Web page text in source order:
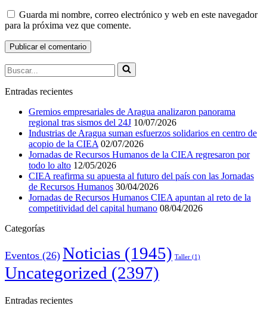
Guarda mi nombre, correo electrónico y web en este navegador
para la próxima vez que comente.
Buscar...
Entradas recientes
Gremios empresariales de Aragua analizaron panorama
regional tras sismos del 24J 10/07/2026
Industrias de Aragua suman esfuerzos solidarios en centro de
acopio de la CIEA 02/07/2026
Jornadas de Recursos Humanos de la CIEA regresaron por
todo lo alto 12/05/2026
CIEA reafirma su apuesta al futuro del país con las Jornadas
de Recursos Humanos 30/04/2026
Jornadas de Recursos Humanos CIEA apuntan al reto de la
competitividad del capital humano 08/04/2026
Categorías
Eventos (26) Noticias (1945) Taller (1)
Uncategorized (2397)
Entradas recientes